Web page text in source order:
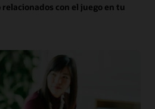
con el juego en tu